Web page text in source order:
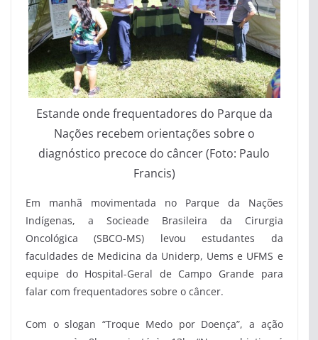
Estande onde frequentadores do Parque da
Nações recebem orientações sobre o
diagnóstico precoce do câncer (Foto: Paulo
Francis)
Em manhã movimentada no Parque da Nações
Indígenas, a Socieade Brasileira da Cirurgia
Oncológica (SBCO-MS) levou estudantes da
faculdades de Medicina da Uniderp, Uems e UFMS e
equipe do Hospital-Geral de Campo Grande para
falar com frequentadores sobre o câncer.
Com o slogan “Troque Medo por Doença”, a ação